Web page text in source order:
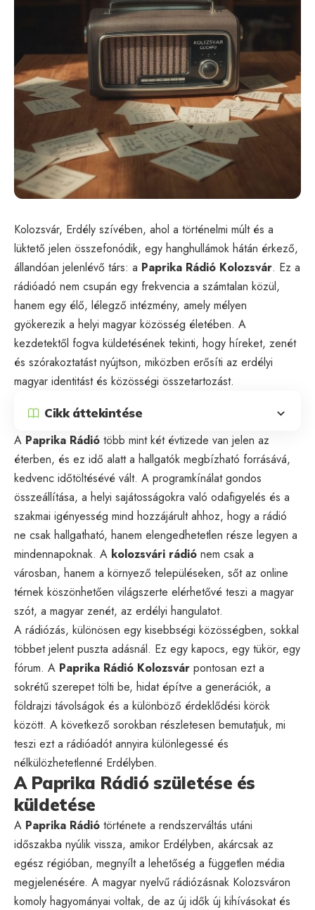
Kolozsvár, Erdély szívében, ahol a történelmi múlt és a
lüktető jelen összefonódik, egy hanghullámok hátán érkező,
állandóan jelenlévő társ: a Paprika Rádió Kolozsvár. Ez a
rádióadó nem csupán egy frekvencia a számtalan közül,
hanem egy élő, lélegző intézmény, amely mélyen
gyökerezik a helyi magyar közösség életében. A
kezdetektől fogva küldetésének tekinti, hogy híreket, zenét
és szórakoztatást nyújtson, miközben erősíti az erdélyi
magyar identitást és közösségi összetartozást.
Cikk áttekintése
A Paprika Rádió több mint két évtizede van jelen az
éterben, és ez idő alatt a hallgatók megbízható forrásává,
kedvenc időtöltésévé vált. A programkínálat gondos
összeállítása, a helyi sajátosságokra való odafigyelés és a
szakmai igényesség mind hozzájárult ahhoz, hogy a rádió
ne csak hallgatható, hanem elengedhetetlen része legyen a
mindennapoknak. A kolozsvári rádió nem csak a
városban, hanem a környező településeken, sőt az online
térnek köszönhetően világszerte elérhetővé teszi a magyar
szót, a magyar zenét, az erdélyi hangulatot.
A rádiózás, különösen egy kisebbségi közösségben, sokkal
többet jelent puszta adásnál. Ez egy kapocs, egy tükör, egy
fórum. A Paprika Rádió Kolozsvár pontosan ezt a
sokrétű szerepet tölti be, hidat építve a generációk, a
földrajzi távolságok és a különböző érdeklődési körök
között. A következő sorokban részletesen bemutatjuk, mi
teszi ezt a rádióadót annyira különlegessé és
nélkülözhetetlenné Erdélyben.
A Paprika Rádió születése és
küldetése
A Paprika Rádió története a rendszerváltás utáni
időszakba nyúlik vissza, amikor Erdélyben, akárcsak az
egész régióban, megnyílt a lehetőség a független média
megjelenésére. A magyar nyelvű rádiózásnak Kolozsváron
komoly hagyományai voltak, de az új idők új kihívásokat és